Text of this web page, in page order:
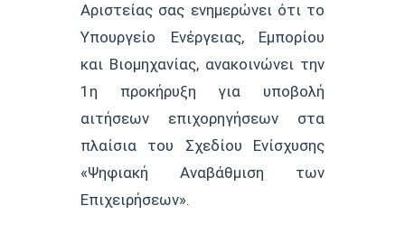
Αριστείας σας ενημερώνει ότι το
Υπουργείο Ενέργειας, Εμπορίου
και Βιομηχανίας, ανακοινώνει την
1η προκήρυξη για υποβολή
αιτήσεων επιχορηγήσεων στα
πλαίσια του Σχεδίου Ενίσχυσης
«Ψηφιακή Αναβάθμιση των
Επιχειρήσεων».